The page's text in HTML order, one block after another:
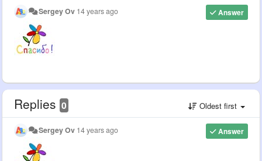
Answer
Sergey Ov 14 years ago
Replies 0 Oldest first
Answer
Sergey Ov 14 years ago